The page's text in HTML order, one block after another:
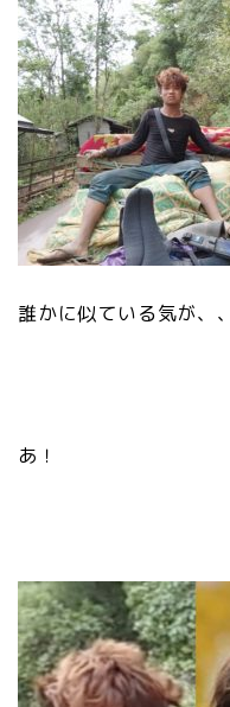
誰かに似ている気が、、
あ！